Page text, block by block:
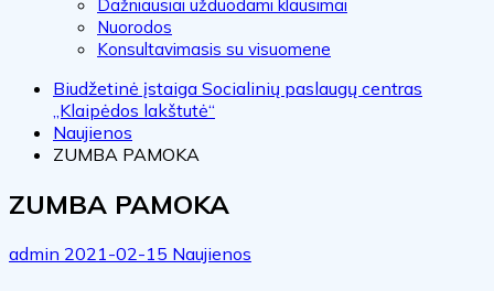
Dažniausiai užduodami klausimai
Nuorodos
Konsultavimasis su visuomene
Biudžetinė įstaiga Socialinių paslaugų centras
„Klaipėdos lakštutė“
Naujienos
ZUMBA PAMOKA
ZUMBA PAMOKA
admin 2021-02-15 Naujienos